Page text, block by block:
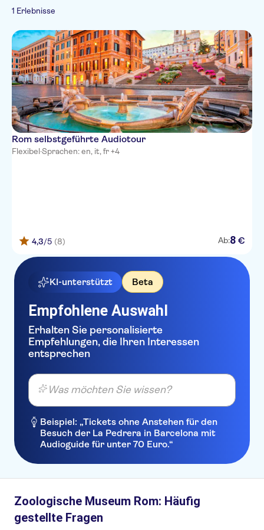
Stadt
Italienisch
Chinesisch
1 Erlebnisse
Rom selbstgeführte Audiotour
Flexibel·Sprachen: en, it, fr +4
4,3/5 (8) Ab:8 €
KI-unterstützt Beta
Empfohlene Auswahl
Erhalten Sie personalisierte
Empfehlungen, die Ihren Interessen
entsprechen
Was möchten Sie wissen?
Beispiel: „Tickets ohne Anstehen für den
Besuch der La Pedrera in Barcelona mit
Audioguide für unter 70 Euro.“
Zoologische Museum Rom: Häufig
gestellte Fragen